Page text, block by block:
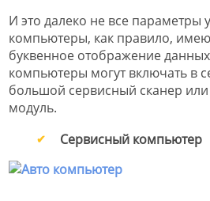
И это далеко не все параметры
компьютеры, как правило,
буквенное отображение
компьютеры могут включать в
большой сервисный сканер
модуль.
Сервисный компьютер